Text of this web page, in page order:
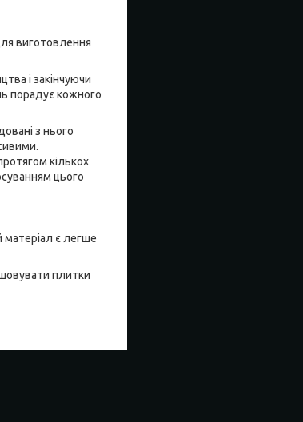
виготовлення
і закінчуючи
порадує кожного
з нього
кількох
цього
матеріал є легше
плитки